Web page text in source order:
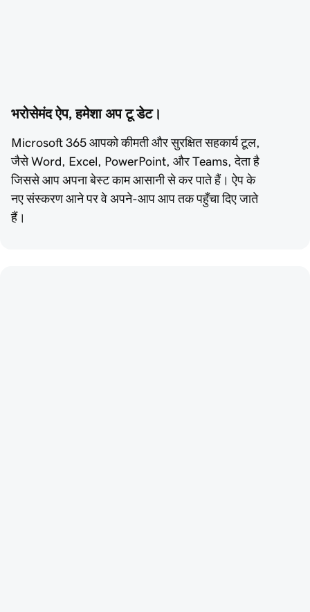
भरोसेमंद ऐप, हमेशा अप टू डेट।
Microsoft 365 आपको कीमती और सुरक्षित सहकार्य टूल,
जैसे Word, Excel, PowerPoint, और Teams, देता है
जिससे आप अपना बेस्ट काम आसानी से कर पाते हैं। ऐप के
नए संस्करण आने पर वे अपने-आप आप तक पहुँचा दिए जाते
हैं।